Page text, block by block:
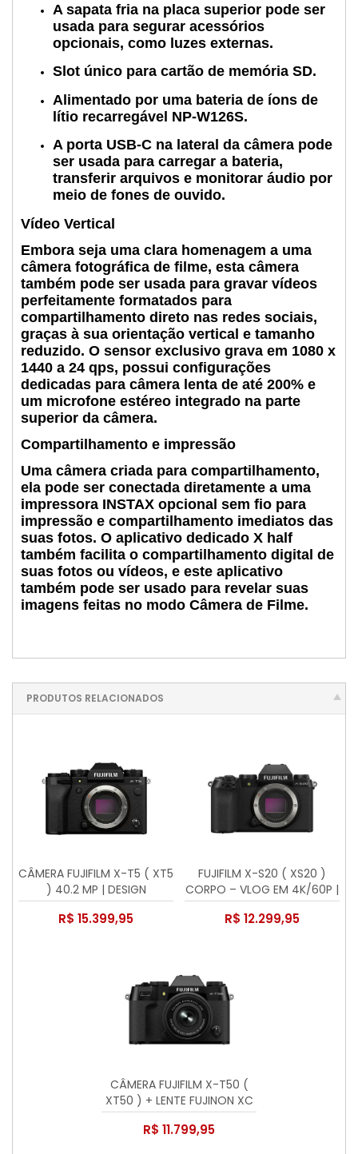
A sapata fria na placa superior pode ser
usada para segurar acessórios
opcionais, como luzes externas.
Slot único para cartão de memória SD.
Alimentado por uma bateria de íons de
lítio recarregável NP-W126S.
A porta USB-C na lateral da câmera pode
ser usada para carregar a bateria,
transferir arquivos e monitorar áudio por
meio de fones de ouvido.
Vídeo Vertical
Embora seja uma clara homenagem a uma
câmera fotográfica de filme, esta câmera
também pode ser usada para gravar vídeos
perfeitamente formatados para
compartilhamento direto nas redes sociais,
graças à sua orientação vertical e tamanho
reduzido. O sensor exclusivo grava em 1080 x
1440 a 24 qps, possui configurações
dedicadas para câmera lenta de até 200% e
um microfone estéreo integrado na parte
superior da câmera.
Compartilhamento e impressão
Uma câmera criada para compartilhamento,
ela pode ser conectada diretamente a uma
impressora INSTAX opcional sem fio para
impressão e compartilhamento imediatos das
suas fotos. O aplicativo dedicado X half
também facilita o compartilhamento digital de
suas fotos ou vídeos, e este aplicativo
também pode ser usado para revelar suas
imagens feitas no modo Câmera de Filme.
PRODUTOS RELACIONADOS
CÂMERA FUJIFILM X-T5 ( XT5
) 40.2 MP | DESIGN
CLÁSSICO | VÍDEO 6.2K
R$ 15.399,95
FUJIFILM X-S20 ( XS20 )
CORPO – VLOG EM 4K/60P |
BATERIA DE LONGA
DURAÇÃO | VÍDEO 6.2K
R$ 12.299,95
CÂMERA FUJIFILM X-T50 (
XT50 ) + LENTE FUJINON XC
15-45mm f/3.5-5.6 OIS PZ
R$ 11.799,95